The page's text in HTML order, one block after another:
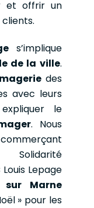
et offrir un
s’implique
de la ville.
des
avec leurs
le
. Nous
Solidarité
Louis Lepage
sur Marne
» pour les